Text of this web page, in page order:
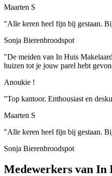
Maarten S
"Alle keren heel fijn bij gestaan.
Sonja Bierenbroodspot
"De meiden van In Huis
huizen tot je jouw parel hebt
Anoukie !
"Top kantoor. Enthousiast en
Maarten S
"Alle keren heel fijn bij gestaan.
Sonja Bierenbroodspot
Medewerkers van